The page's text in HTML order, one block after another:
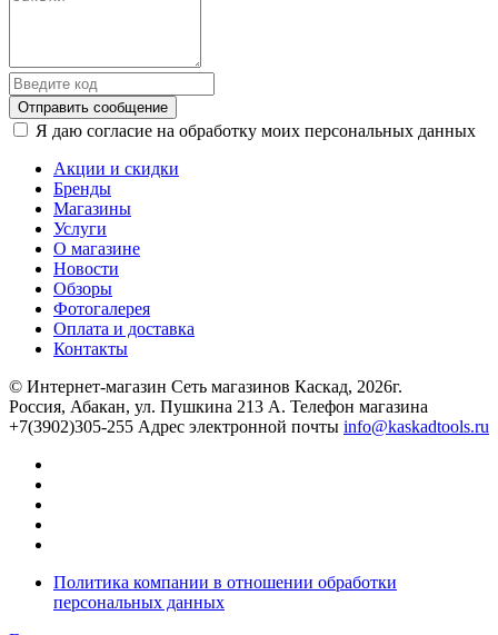
Отправить сообщение
Я даю согласие на обработку моих персональных данных
Акции и скидки
Бренды
Магазины
Услуги
О магазине
Новости
Обзоры
Фотогалерея
Оплата и доставка
Контакты
© Интернет-магазин Сеть магазинов Каскад, 2026г.
Россия, Абакан, ул. Пушкина 213 А. Телефон магазина
+7(3902)305-255 Адрес электронной почты info@kaskadtools.ru
Политика компании в отношении обработки
персональных данных